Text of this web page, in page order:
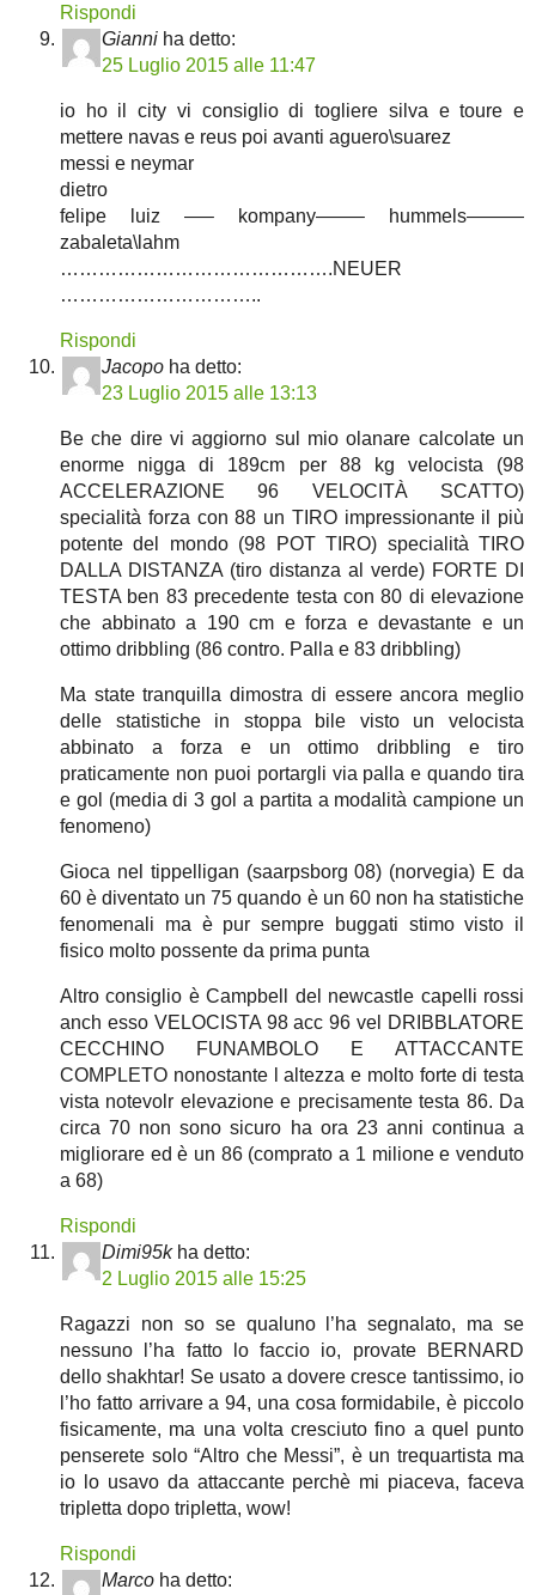
Rispondi
Gianni ha detto:
25 Luglio 2015 alle 11:47
io ho il city vi consiglio di togliere silva e toure e
mettere navas e reus poi avanti aguero\suarez
messi e neymar
dietro
felipe luiz —– kompany——– hummels———
zabaleta\lahm
…………………………………….NEUER
…………………………..
Rispondi
Jacopo ha detto:
23 Luglio 2015 alle 13:13
Be che dire vi aggiorno sul mio olanare calcolate un
enorme nigga di 189cm per 88 kg velocista (98
ACCELERAZIONE 96 VELOCITÀ SCATTO)
specialità forza con 88 un TIRO impressionante il più
potente del mondo (98 POT TIRO) specialità TIRO
DALLA DISTANZA (tiro distanza al verde) FORTE DI
TESTA ben 83 precedente testa con 80 di elevazione
che abbinato a 190 cm e forza e devastante e un
ottimo dribbling (86 contro. Palla e 83 dribbling)
Ma state tranquilla dimostra di essere ancora meglio
delle statistiche in stoppa bile visto un velocista
abbinato a forza e un ottimo dribbling e tiro
praticamente non puoi portargli via palla e quando tira
e gol (media di 3 gol a partita a modalità campione un
fenomeno)
Gioca nel tippelligan (saarpsborg 08) (norvegia) E da
60 è diventato un 75 quando è un 60 non ha statistiche
fenomenali ma è pur sempre buggati stimo visto il
fisico molto possente da prima punta
Altro consiglio è Campbell del newcastle capelli rossi
anch esso VELOCISTA 98 acc 96 vel DRIBBLATORE
CECCHINO FUNAMBOLO E ATTACCANTE
COMPLETO nonostante l altezza e molto forte di testa
vista notevolr elevazione e precisamente testa 86. Da
circa 70 non sono sicuro ha ora 23 anni continua a
migliorare ed è un 86 (comprato a 1 milione e venduto
a 68)
Rispondi
Dimi95k ha detto:
2 Luglio 2015 alle 15:25
Ragazzi non so se qualuno l’ha segnalato, ma se
nessuno l’ha fatto lo faccio io, provate BERNARD
dello shakhtar! Se usato a dovere cresce tantissimo, io
l’ho fatto arrivare a 94, una cosa formidabile, è piccolo
fisicamente, ma una volta cresciuto fino a quel punto
penserete solo “Altro che Messi”, è un trequartista ma
io lo usavo da attaccante perchè mi piaceva, faceva
tripletta dopo tripletta, wow!
Rispondi
Marco ha detto: